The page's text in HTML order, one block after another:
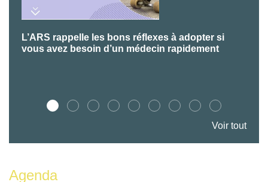
L’ARS rappelle les bons réflexes à adopter si
vous avez besoin d’un médecin rapidement
Voir tout
Agenda